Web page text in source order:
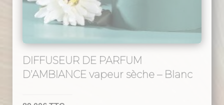
DIFFUSEUR DE PARFUM
D’AMBIANCE vapeur sèche – Blanc